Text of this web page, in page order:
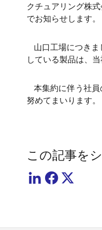
クチュアリング株
でお知らせします。
山口工場につき
している製品は、
本集約に伴う社
努めてまいります。
この記事を